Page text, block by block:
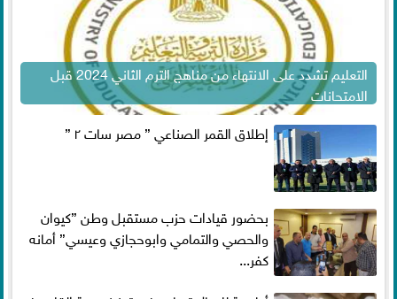
التعليم تشدد على الانتهاء من مناهج الترم الثاني 2024 قبل
الامتحانات
إطلاق القمر الصناعي ” مصر سات ٢ ”
بحضور قيادات حزب مستقبل وطن ”كيوان
والحصي والتمامي وابوحجازي وعيسي” أمانه
كفر...